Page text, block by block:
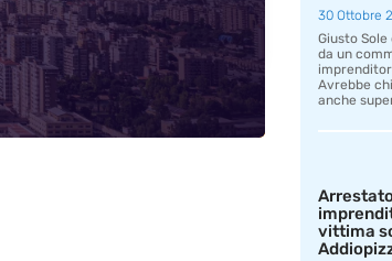
30 Ottobre
Giusto
da un
Avrebbe
anche
vittima